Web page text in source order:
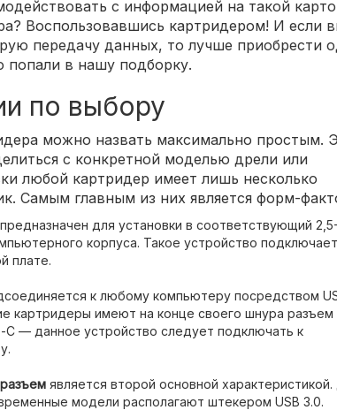
с информацией на такой
Воспользовавшись картридером! И если
передачу данных, то лучше приобрести
попали в нашу подборку.
по выбору
можно назвать максимально простым.
с конкретной моделью дрели или
любой картридер имеет лишь несколько
Самым главным из них является форм-
предназначен для установки в соответствующий
корпуса. Такое устройство
плате.
к любому компьютеру посредством
картридеры имеют на конце своего шнура разъем
C — данное устройство следует подключать к
разъем является второй основной
модели располагают штекером USB 3.0.